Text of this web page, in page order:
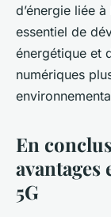
d’énergie liée
essentiel de
énergétique et
numériques
En
avantages
5G